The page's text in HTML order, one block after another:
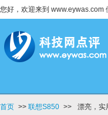
您好，欢迎来到 www.eywas.com
首页 >> 联想S850 >> 漂亮，实